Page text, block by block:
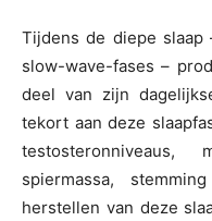
Tijdens de diepe slaap
slow-wave-fases –
deel van zijn
tekort aan deze
spiermassa,
herstellen van deze